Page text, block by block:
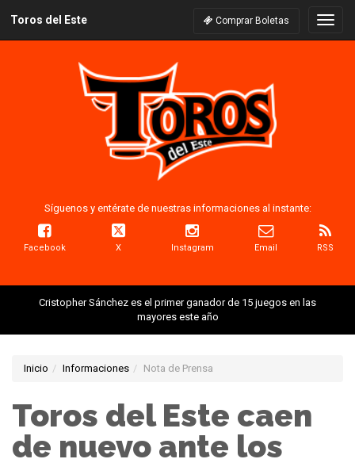
Toros del Este Comprar Boletas
Síguenos y entérate de nuestras informaciones al instante:
Facebook X Instagram Email RSS
Cristopher Sánchez es el primer ganador de 15 juegos en las
mayores este año
Inicio Informaciones Nota de Prensa
Toros del Este caen
de nuevo ante los